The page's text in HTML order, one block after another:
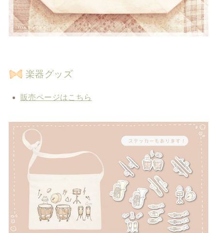
楽器グッズ
販売ページはこちら